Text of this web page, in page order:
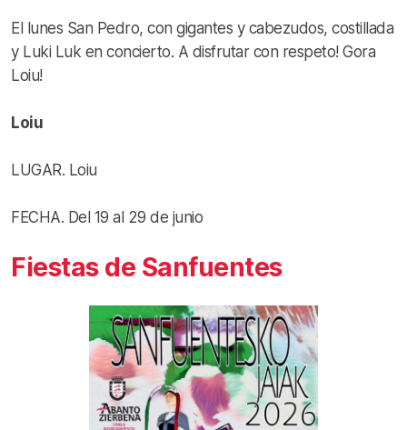
El lunes San Pedro, con gigantes y cabezudos, costillada
y Luki Luk en concierto. A disfrutar con respeto! Gora
Loiu!
Loiu
LUGAR. Loiu
FECHA. Del 19 al 29 de junio
Fiestas de Sanfuentes